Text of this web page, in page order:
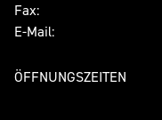
Fax:
E-Mail:
ÖFFNUNGSZEITEN